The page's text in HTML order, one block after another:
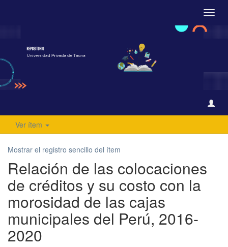
Ver ítem
Mostrar el registro sencillo del ítem
Relación de las colocaciones
de créditos y su costo con la
morosidad de las cajas
municipales del Perú, 2016-
2020